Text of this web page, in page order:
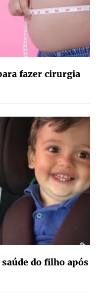
fazer cirurgia
do filho após